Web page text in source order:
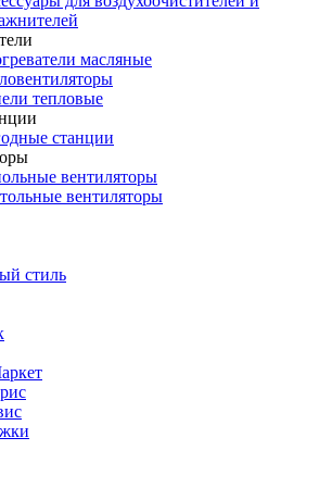
масляные
тепловые
станции
вентиляторы
вентиляторы
стиль